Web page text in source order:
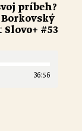
príbeh?
Slovo+ #53
36:56